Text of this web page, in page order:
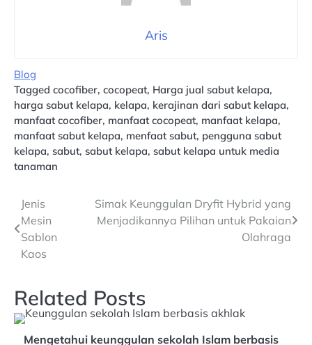
Aris
Blog
Tagged cocofiber, cocopeat, Harga jual sabut kelapa,
harga sabut kelapa, kelapa, kerajinan dari sabut kelapa,
manfaat cocofiber, manfaat cocopeat, manfaat kelapa,
manfaat sabut kelapa, menfaat sabut, pengguna sabut
kelapa, sabut, sabut kelapa, sabut kelapa untuk media
tanaman
Navigasi
pos
Jenis
Mesin
Sablon
Kaos
Simak Keunggulan Dryfit Hybrid yang
Menjadikannya Pilihan untuk Pakaian
Olahraga
Related Posts
Mengetahui keunggulan sekolah Islam berbasis